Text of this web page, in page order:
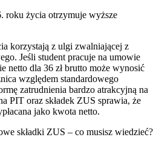
roku życia otrzymuje wyższe
korzystają z ulgi zwalniającej z
Jeśli student pracuje na umowie
netto dla 36 zł brutto może wynosić
względem standardowego
zatrudnienia bardzo atrakcyjną na
PIT oraz składek ZUS sprawia, że
jako kwota netto.
składki ZUS – co musisz wiedzieć?